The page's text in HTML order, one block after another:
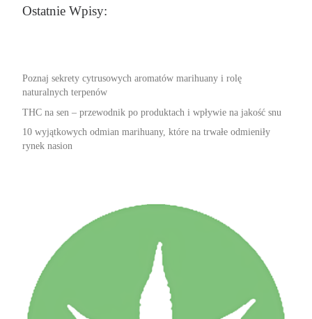
Ostatnie Wpisy:
Poznaj sekrety cytrusowych aromatów marihuany i rolę
naturalnych terpenów
THC na sen – przewodnik po produktach i wpływie na jakość snu
10 wyjątkowych odmian marihuany, które na trwałe odmieniły
rynek nasion